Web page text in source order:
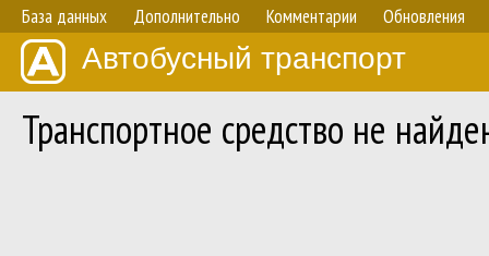
База данных Дополнительно Комментарии Обновления
Автобусный транспорт
Транспортное средство не